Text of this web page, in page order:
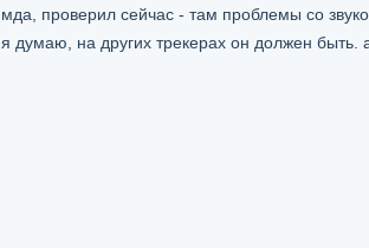
мда, проверил сейчас - там проблемы со
я думаю, на других трекерах он должен